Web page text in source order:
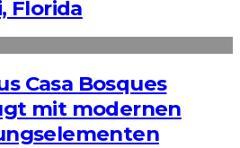
Florida
Casa Bosques
mit modernen